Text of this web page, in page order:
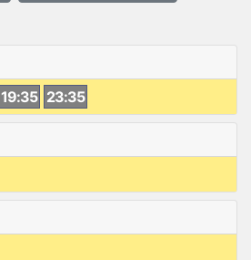
19:35 23:35